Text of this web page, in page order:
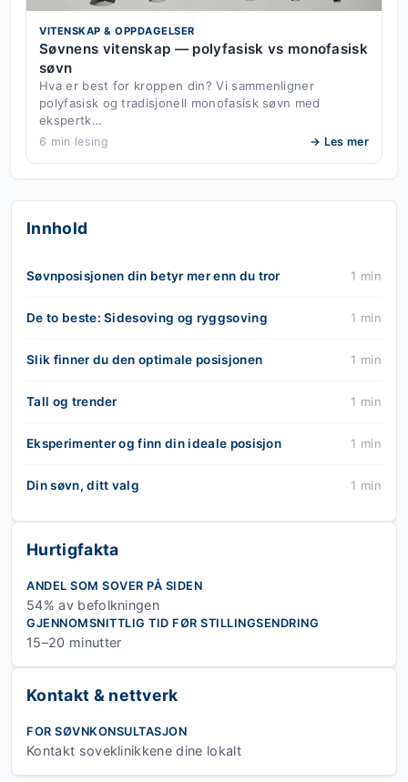
VITENSKAP & OPPDAGELSER
Søvnens vitenskap — polyfasisk vs monofasisk
søvn
Hva er best for kroppen din? Vi sammenligner
polyfasisk og tradisjonell monofasisk søvn med
ekspertk…
6 min lesing → Les mer
Innhold
Søvnposisjonen din betyr mer enn du tror 1 min
De to beste: Sidesoving og ryggsoving 1 min
Slik finner du den optimale posisjonen 1 min
Tall og trender 1 min
Eksperimenter og finn din ideale posisjon 1 min
Din søvn, ditt valg 1 min
Hurtigfakta
ANDEL SOM SOVER PÅ SIDEN
54% av befolkningen
GJENNOMSNITTLIG TID FØR STILLINGSENDRING
15–20 minutter
Kontakt & nettverk
FOR SØVNKONSULTASJON
Kontakt soveklinikkene dine lokalt